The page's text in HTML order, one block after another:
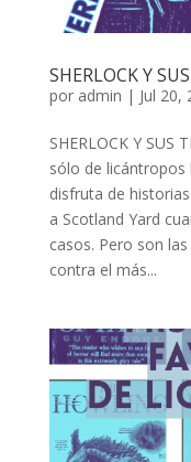
SHERLOCK Y
por admin | Jul 20,
SHERLOCK Y
sólo de licántropos
disfruta de
a Scotland Yard
casos. Pero son
contra el más...